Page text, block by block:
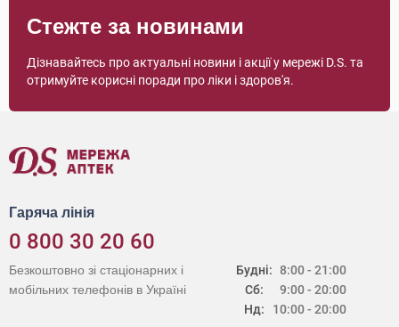
Стежте за новинами
Дізнавайтесь про актуальні новини і акції у мережі D.S. та
отримуйте корисні поради про ліки і здоров'я.
Гаряча лінія
0 800 30 20 60
Будні:
Сб:
Нд:
8:00 - 21:00
9:00 - 20:00
10:00 - 20:00
Безкоштовно зі стаціонарних і
мобільних телефонів в Україні